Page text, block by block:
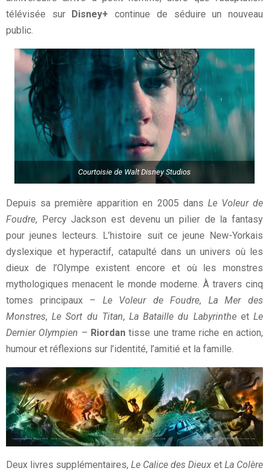
télévisée sur Disney+ continue de séduire un nouveau
public.
Courtoisie de Walt Disney Studios
Depuis sa première apparition en 2005 dans Le Voleur de
Foudre, Percy Jackson est devenu un pilier de la fantasy
pour jeunes lecteurs. L’histoire suit ce jeune New-Yorkais
dyslexique et hyperactif, catapulté dans un univers où les
dieux de l’Olympe existent encore et où les monstres
mythologiques menacent le monde moderne. À travers cinq
tomes principaux – Le Voleur de Foudre, La Mer des
Monstres,Le Sort du Titan,La Bataille du LabyrintheetLe
Dernier Olympien – Riordan tisse une trame riche en action,
humour et réflexions sur l’identité, l’amitié et la famille.
Deux livres supplémentaires, Le Calice des Dieux et La Colère